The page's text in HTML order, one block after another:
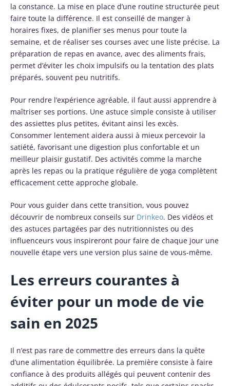
la constance. La mise en place d’une routine structurée peut
faire toute la différence. Il est conseillé de manger à
horaires fixes, de planifier ses menus pour toute la
semaine, et de réaliser ses courses avec une liste précise. La
préparation de repas en avance, avec des aliments frais,
permet d’éviter les choix impulsifs ou la tentation des plats
préparés, souvent peu nutritifs.
Pour rendre l’expérience agréable, il faut aussi apprendre à
maîtriser ses portions. Une astuce simple consiste à utiliser
des assiettes plus petites, évitant ainsi les excès.
Consommer lentement aidera aussi à mieux percevoir la
satiété, favorisant une digestion plus confortable et un
meilleur plaisir gustatif. Des activités comme la marche
après les repas ou la pratique régulière de yoga complètent
efficacement cette approche globale.
Pour vous guider dans cette transition, vous pouvez
découvrir de nombreux conseils sur Drinkeo. Des vidéos et
des astuces partagées par des nutritionnistes ou des
influenceurs vous inspireront pour faire de chaque jour une
nouvelle étape vers une version plus saine de vous-même.
Les erreurs courantes à
éviter pour un mode de vie
sain en 2025
Il n’est pas rare de commettre des erreurs dans la quête
d’une alimentation équilibrée. La première consiste à faire
confiance à des produits allégés qui peuvent contenir des